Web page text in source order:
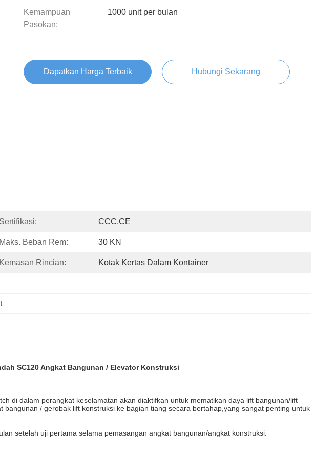
Kemampuan
Pasokan:
1000 unit per bulan
Dapatkan Harga Terbaik Hubungi Sekarang
Sertifikasi: CCC,CE
Maks. Beban Rem: 30 KN
Kemasan Rincian: Kotak Kertas Dalam Kontainer
SC120 Angkat Bangunan / Elevator Konstruksi
di dalam perangkat keselamatan akan diaktifkan untuk mematikan daya lift bangunan/lift
/ gerobak lift konstruksi ke bagian tiang secara bertahap,yang sangat penting untuk
setelah uji pertama selama pemasangan angkat bangunan/angkat konstruksi.